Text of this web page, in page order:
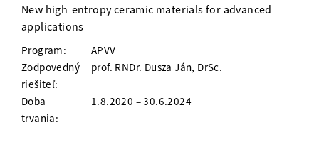
New high-entropy ceramic materials for advanced
applications
Program:
APVV
Zodpovedný
riešiteľ:
prof. RNDr. Dusza Ján, DrSc.
Doba
trvania:
1.8.2020 – 30.6.2024